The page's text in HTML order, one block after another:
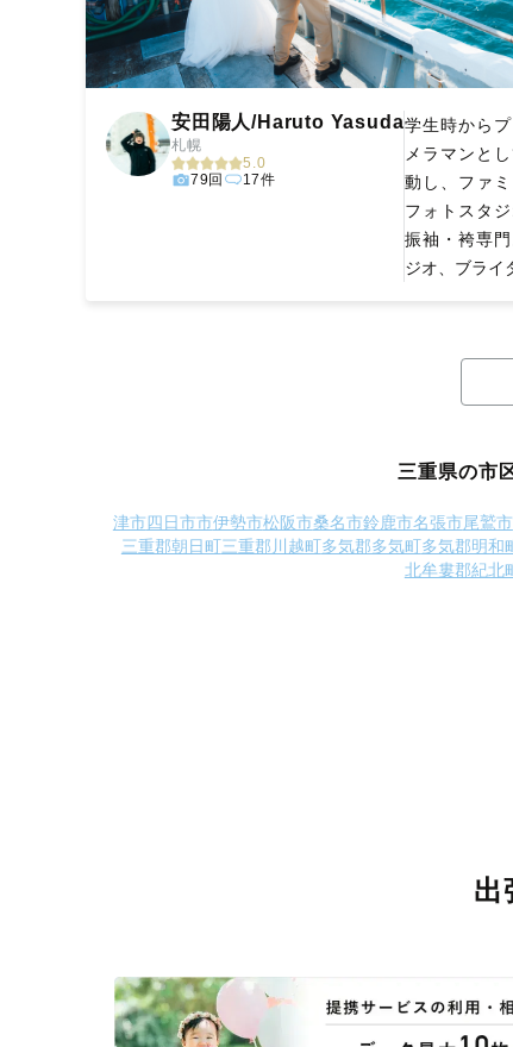
安田陽人/Haruto Yasuda
札幌
5.0
79回
17件
学生時からプ
メラマンと
動し、ファ
フォトスタジ
振袖・袴専門
ジオ、ブライ
三重県の市
津市四日市市伊勢市松阪市桑名市鈴鹿市名張市尾鷲市
三重郡朝日町三重郡川越町多気郡多気町多気郡明和
北牟婁郡紀北
出